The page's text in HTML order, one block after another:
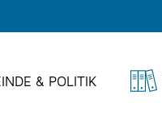
& POLITIK